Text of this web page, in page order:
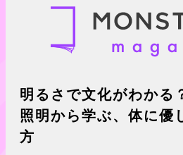
明るさで文化がわかる
照明から学ぶ、体に優
方